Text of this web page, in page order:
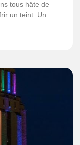
tous hâte de
un teint. Un